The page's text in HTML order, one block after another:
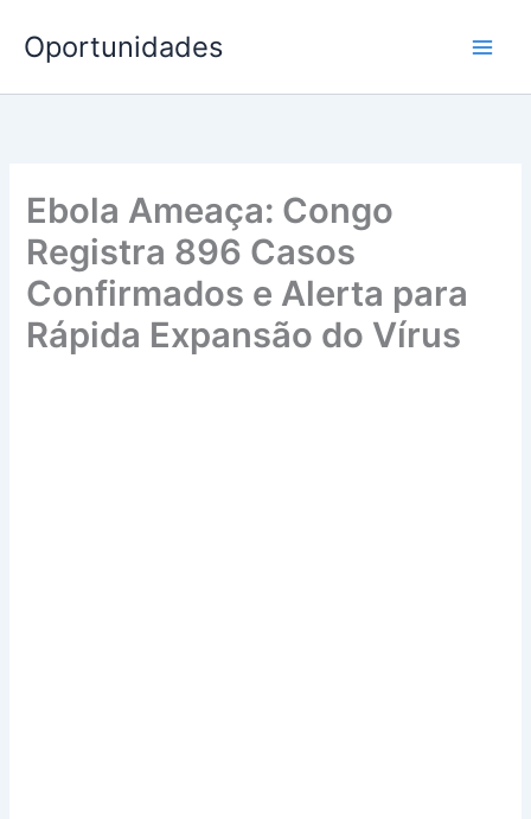
para
conteúdo
Oportunidades
Ebola Ameaça: Congo
Registra 896 Casos
Confirmados e Alerta para
Rápida Expansão do Vírus